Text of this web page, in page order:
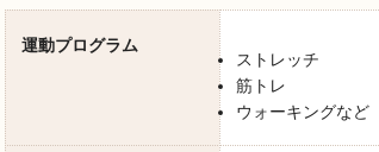
運動プログラム
ストレッチ
筋トレ
ウォーキングなど